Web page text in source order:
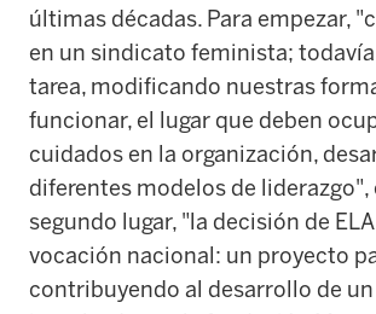
últimas décadas. Para empezar,
en un sindicato feminista;
tarea, modificando nuestras
funcionar, el lugar que deben
cuidados en la organización,
diferentes modelos de liderazgo",
segundo lugar, "la decisión de
vocación nacional: un proyecto
contribuyendo al desarrollo de un